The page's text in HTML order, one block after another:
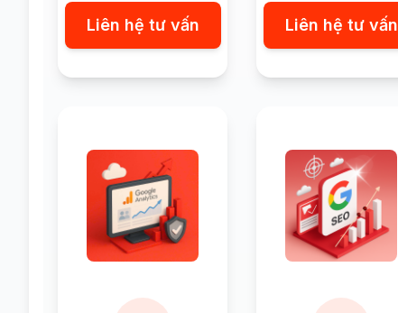
Liên hệ tư vấn Liên hệ tư vấn